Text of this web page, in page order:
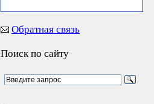
Обратная связь
Поиск по сайту